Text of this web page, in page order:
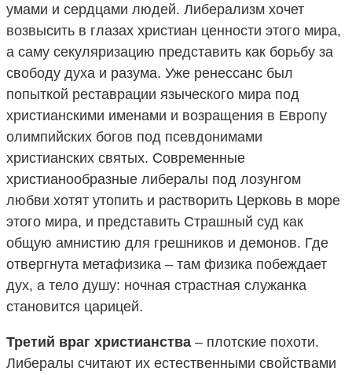
умами и сердцами людей. Либерализм хочет
возвысить в глазах христиан ценности этого мира,
а саму секуляризацию представить как борьбу за
свободу духа и разума. Уже ренессанс был
попыткой реставрации языческого мира под
христианскими именами и возращения в Европу
олимпийских богов под псевдонимами
христианских святых. Современные
христианообразные либералы под лозунгом
любви хотят утопить и растворить Церковь в море
этого мира, и представить Страшный суд как
общую амнистию для грешников и демонов. Где
отвергнута метафизика – там физика побеждает
дух, а тело душу: ночная страстная служанка
становится царицей.
Третий враг христианства – плотские похоти.
Либералы считают их естественными свойствами